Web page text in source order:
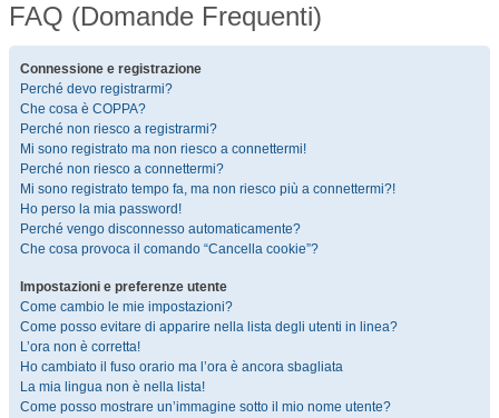
FAQ (Domande Frequenti)
Connessione e registrazione
Perché devo registrarmi?
Che cosa è COPPA?
Perché non riesco a registrarmi?
Mi sono registrato ma non riesco a connettermi!
Perché non riesco a connettermi?
Mi sono registrato tempo fa, ma non riesco più a connettermi?!
Ho perso la mia password!
Perché vengo disconnesso automaticamente?
Che cosa provoca il comando “Cancella cookie”?
Impostazioni e preferenze utente
Come cambio le mie impostazioni?
Come posso evitare di apparire nella lista degli utenti in linea?
L’ora non è corretta!
Ho cambiato il fuso orario ma l’ora è ancora sbagliata
La mia lingua non è nella lista!
Come posso mostrare un’immagine sotto il mio nome utente?